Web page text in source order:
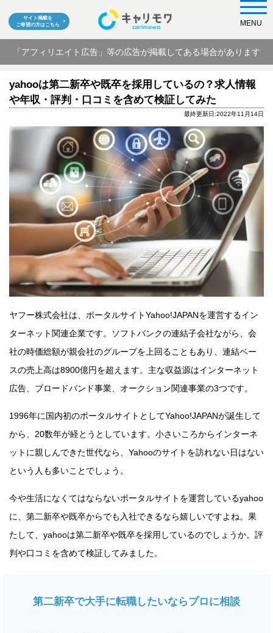
サイト掲載を
ご希望の方はこちら
「アフィリエイト広告」等の広告が掲載してある場合があります
MENU
yahooは第二新卒や既卒を採用しているの？求人情報
や年収・評判・口コミを含めて検証してみた
最終更新日:2022年11月14日
ヤフー株式会社は、ポータルサイトYahoo!JAPANを運営するイン
ターネット関連企業です。ソフトバンクの連結子会社ながら、会
社の時価総額が親会社のグループを上回ることもあり、連結ベー
スの売上高は8900億円を超えます。主な収益源はインターネット
広告、ブロードバンド事業、オークション関連事業の3つです。
1996年に国内初のポータルサイトとしてYahoo!JAPANが誕生して
から、20数年が経とうとしています。小さいころからインターネ
ットに親しんできた世代なら、Yahooのサイトを訪れない日はない
という人も多いことでしょう。
今や生活になくてはならないポータルサイトを運営しているyahoo
に、第二新卒や既卒からでも入社できるなら嬉しいですよね。果
たして、yahooは第二新卒や既卒を採用しているのでしょうか。評
判や口コミを含めて検証してみました。
第二新卒で大手に転職したいならプロに相談